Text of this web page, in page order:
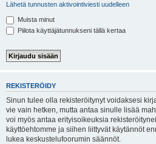
Lähetä tunnusten aktivointiviesti uudelleen
Muista minut
Piilota käyttäjätunnukseni tällä kertaa
REKISTERÖIDY
Sinun tulee olla rekisteröitynyt voidaksesi
vie vain hetken, mutta antaa sinulle lisää
voi myös antaa erityisoikeuksia
käyttöehtomme ja siihen liittyvät käytännöt
lukea keskustelufoorumin säännöt.